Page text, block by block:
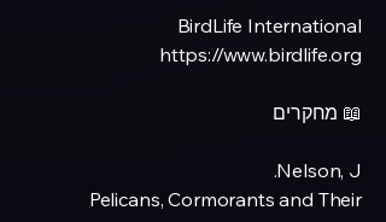
BirdLife International
https://www.birdlife.org
📖 מחקרים
Nelson, J.
Pelicans, Cormorants and Their